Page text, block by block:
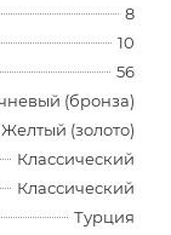
8
10
56
(бронза)
Желтый (золото)
Классический
Классический
Турция